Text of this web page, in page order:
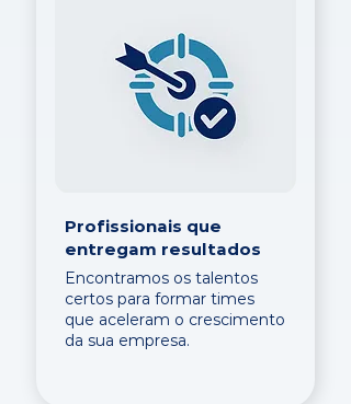
Profissionais que
entregam resultados
Encontramos os talentos
certos para formar times
que aceleram o crescimento
da sua empresa.